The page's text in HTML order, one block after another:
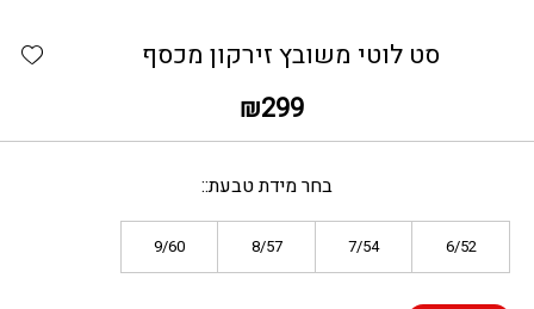
סט לוטי משובץ זירקון מכסף
₪299
בחר מידת טבעת:
6/52
7/54
8/57
9/60